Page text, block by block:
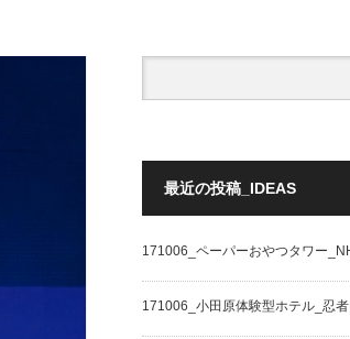
最近の投稿_IDEAS
171006_ペーパーおやつタワー
171006_小田原体験型ホテル_忍